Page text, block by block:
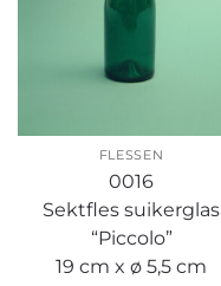
FLESSEN
0016
Sektfles suikerglas
“Piccolo”
19 cm x ø 5,5 cm